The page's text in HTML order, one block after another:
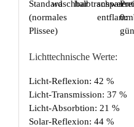
Lichttechnische Werte:
Licht-Reflexion: 42 %
Licht-Transmission: 37 %
Licht-Absorbtion: 21 %
Solar-Reflexion: 44 %